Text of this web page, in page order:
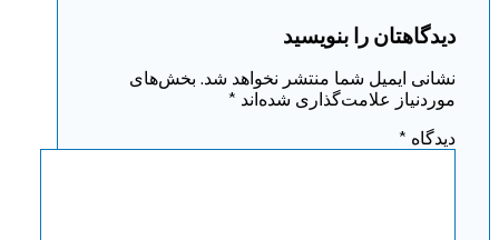
دیدگاهتان را بنویسید
نشانی ایمیل شما منتشر نخواهد شد. بخش‌های
موردنیاز علامت‌گذاری شده‌اند *
دیدگاه *